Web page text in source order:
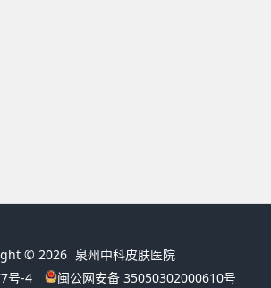
© 2026 泉州中科皮肤医院
号-4
闽公网安备 35050302000610号